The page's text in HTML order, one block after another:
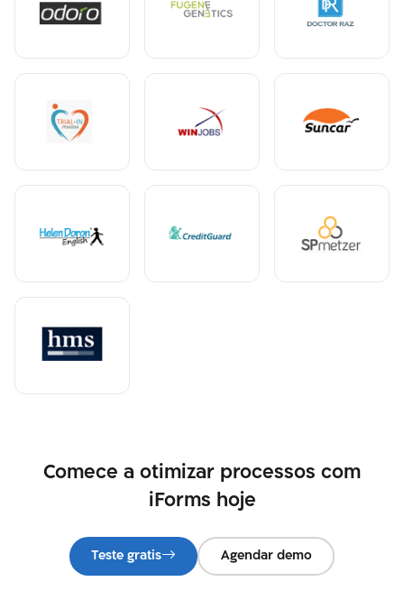
Comece a otimizar processos com
iForms hoje
Teste gratis Agendar demo